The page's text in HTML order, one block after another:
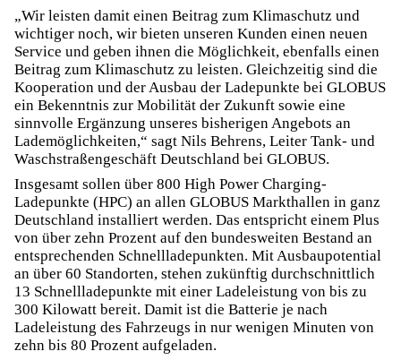
„Wir leisten damit einen Beitrag zum Klimaschutz und
wichtiger noch, wir bieten unseren Kunden einen neuen
Service und geben ihnen die Möglichkeit, ebenfalls einen
Beitrag zum Klimaschutz zu leisten. Gleichzeitig sind die
Kooperation und der Ausbau der Ladepunkte bei GLOBUS
ein Bekenntnis zur Mobilität der Zukunft sowie eine
sinnvolle Ergänzung unseres bisherigen Angebots an
Lademöglichkeiten,“ sagt Nils Behrens, Leiter Tank- und
Waschstraßengeschäft Deutschland bei GLOBUS.
Insgesamt sollen über 800 High Power Charging-
Ladepunkte (HPC) an allen GLOBUS Markthallen in ganz
Deutschland installiert werden. Das entspricht einem Plus
von über zehn Prozent auf den bundesweiten Bestand an
entsprechenden Schnellladepunkten. Mit Ausbaupotential
an über 60 Standorten, stehen zukünftig durchschnittlich
13 Schnellladepunkte mit einer Ladeleistung von bis zu
300 Kilowatt bereit. Damit ist die Batterie je nach
Ladeleistung des Fahrzeugs in nur wenigen Minuten von
zehn bis 80 Prozent aufgeladen.